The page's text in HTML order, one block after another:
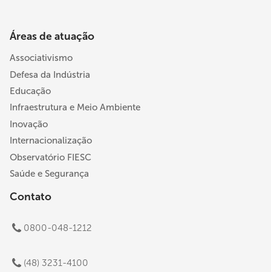
Áreas de atuação
Associativismo
Defesa da Indústria
Educação
Infraestrutura e Meio Ambiente
Inovação
Internacionalização
Observatório FIESC
Saúde e Segurança
Contato
0800-048-1212
(48) 3231-4100